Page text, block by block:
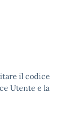
il codice
Utente e la